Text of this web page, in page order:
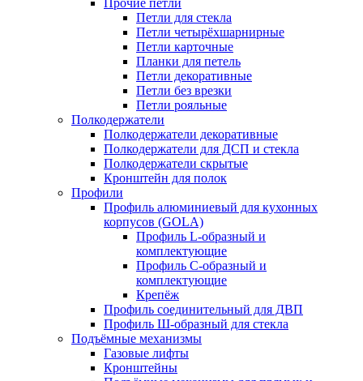
Петли для стекла
Петли четырёхшарнирные
Петли карточные
Планки для петель
Петли декоративные
Петли без врезки
Петли рояльные
Полкодержатели
Полкодержатели декоративные
Полкодержатели для ДСП и стекла
Полкодержатели скрытые
Кронштейн для полок
Профили
Профиль алюминиевый для кухонных
корпусов (GOLA)
Профиль L-образный и
комплектующие
Профиль C-образный и
комплектующие
Крепёж
Профиль соединительный для ДВП
Профиль Ш-образный для стекла
Подъёмные механизмы
Газовые лифты
Кронштейны